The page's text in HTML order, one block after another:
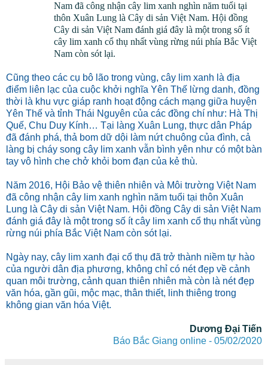
Nam đã công nhận cây lim xanh nghìn năm tuổi tại
thôn Xuân Lung là Cây di sản Việt Nam. Hội đồng
Cây di sản Việt Nam đánh giá đây là một trong số ít
cây lim xanh cổ thụ nhất vùng rừng núi phía Bắc Việt
Nam còn sót lại.
Cũng theo các cụ bô lão trong vùng, cây lim xanh là địa
điểm liên lạc của cuộc khởi nghĩa Yên Thế lừng danh, đồng
thời là khu vực giáp ranh hoạt động cách mạng giữa huyện
Yên Thế và tỉnh Thái Nguyên của các đồng chí như: Hà Thị
Quế, Chu Duy Kính… Tại làng Xuân Lung, thực dân Pháp
đã đánh phá, thả bom dữ dội làm nứt chuông của đình, cả
làng bị cháy song cây lim xanh vẫn bình yên như có một bàn
tay vô hình che chở khỏi bom đạn của kẻ thù.
Năm 2016, Hội Bảo vệ thiên nhiên và Môi trường Việt Nam
đã công nhận cây lim xanh nghìn năm tuổi tại thôn Xuân
Lung là Cây di sản Việt Nam. Hội đồng Cây di sản Việt Nam
đánh giá đây là một trong số ít cây lim xanh cổ thụ nhất vùng
rừng núi phía Bắc Việt Nam còn sót lại.
Ngày nay, cây lim xanh đại cổ thụ đã trở thành niềm tự hào
của người dân địa phương, không chỉ có nét đẹp về cảnh
quan môi trường, cảnh quan thiên nhiên mà còn là nét đẹp
văn hóa, gần gũi, mộc mạc, thân thiết, linh thiêng trong
không gian văn hóa Việt.
Dương Đại Tiến
Báo Bắc Giang online - 05/02/2020